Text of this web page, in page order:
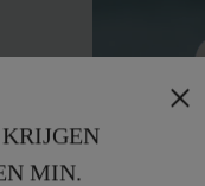
MIN.